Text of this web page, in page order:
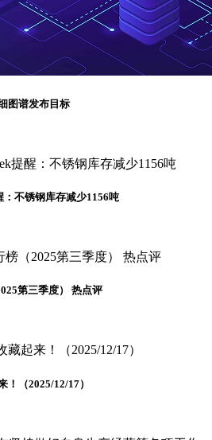
图谱发布目标
：不锈钢库存减少1156吨
第三季度） 热点评
！（2025/12/17）